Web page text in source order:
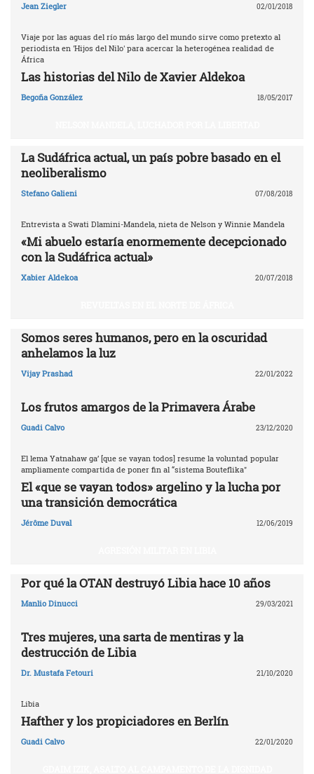
Jean Ziegler 02/01/2018
Viaje por las aguas del río más largo del mundo sirve como pretexto al
periodista en 'Hijos del Nilo' para acercar la heterogénea realidad de
África
Las historias del Nilo de Xavier Aldekoa
Begoña González 18/05/2017
La Sudáfrica actual, un país pobre basado en el
neoliberalismo
Stefano Galieni 07/08/2018
Entrevista a Swati Dlamini-Mandela, nieta de Nelson y Winnie Mandela
«Mi abuelo estaría enormemente decepcionado
con la Sudáfrica actual»
Xabier Aldekoa 20/07/2018
Somos seres humanos, pero en la oscuridad
anhelamos la luz
Vijay Prashad 22/01/2022
Los frutos amargos de la Primavera Árabe
Guadi Calvo 23/12/2020
El lema Yatnahaw ga’ [que se vayan todos] resume la voluntad popular
ampliamente compartida de poner fin al “sistema Bouteflika"
El «que se vayan todos» argelino y la lucha por
una transición democrática
Jérôme Duval 12/06/2019
Por qué la OTAN destruyó Libia ‎hace 10 años‎
Manlio Dinucci 29/03/2021
Tres mujeres, una sarta de mentiras y la
destrucción de Libia
Dr. Mustafa Fetouri 21/10/2020
Libia
Hafther y los propiciadores en Berlín
Guadi Calvo 22/01/2020